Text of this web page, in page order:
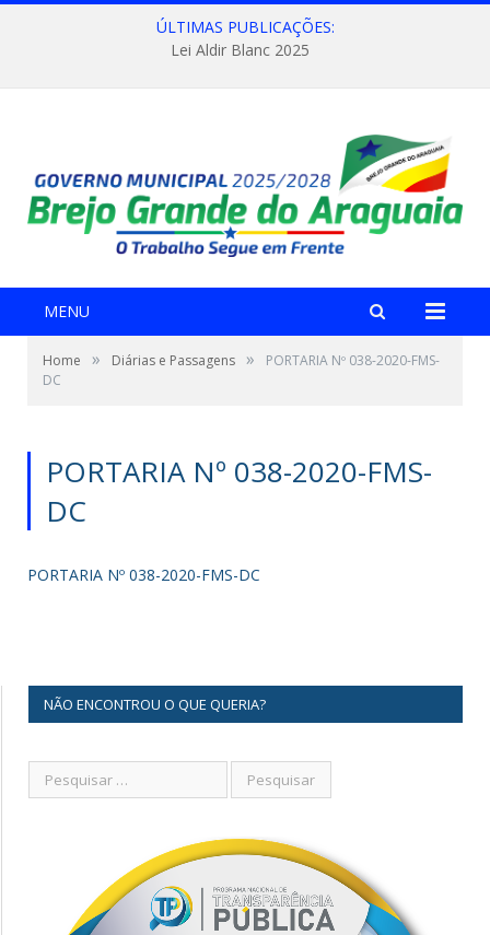
ÚLTIMAS PUBLICAÇÕES:
Lei Aldir Blanc 2025
MENU
Home » Diárias e Passagens »
PORTARIA Nº 038-2020-FMS-
DC
PORTARIA Nº 038-2020-FMS-
DC
PORTARIA Nº 038-2020-FMS-DC
NÃO ENCONTROU O QUE QUERIA?